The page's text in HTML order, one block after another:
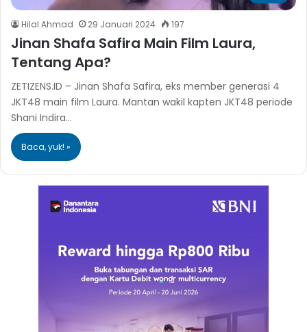
Hilal Ahmad 29 Januari 2024 197
Jinan Shafa Safira Main Film Laura,
Tentang Apa?
ZETIZENS.ID – Jinan Shafa Safira, eks member generasi 4
JKT48 main film Laura. Mantan wakil kapten JKT48 periode
Shani Indira…
Baca, yuk! »